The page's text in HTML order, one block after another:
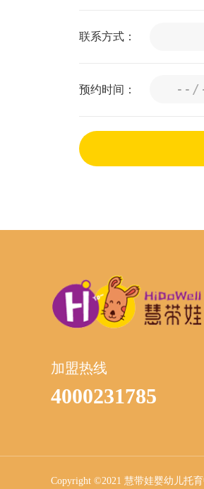
联系方式：
预约时间：
加盟热线
4000231785
Copyright ©2021 慧带娃婴幼儿托育